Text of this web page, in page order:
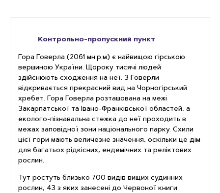
Контрольно-пропускний пункт
Гора Говерла (2061 мн.р.м) є найвищою гірською
вершиною України. Щороку тисячі людей
здійснюють сходження на неї. З Говерли
відкривається прекрасний вид на Чорногірський
хребет. Гора Говерла розташована на межі
Закарпатської та Івано-Франківської областей, а
еколого-пізнавальна стежка до неї проходить в
межах заповідної зони національного парку. Схили
цієї гори мають величезне значення, оскільки це дім
для багатьох рідкісних, ендемічних та реліктових
рослин.
Тут ростуть близько 700 видів вищих судинних
рослин, 43 з яких занесені до Червоної книги